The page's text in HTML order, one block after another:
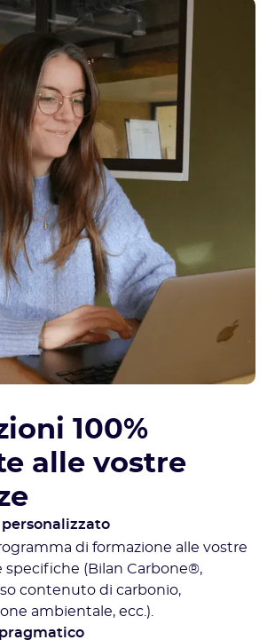
100%
alle vostre
di formazione alle vostre
(Bilan Carbone®,
contenuto di carbonio,
ambientale, ecc.).